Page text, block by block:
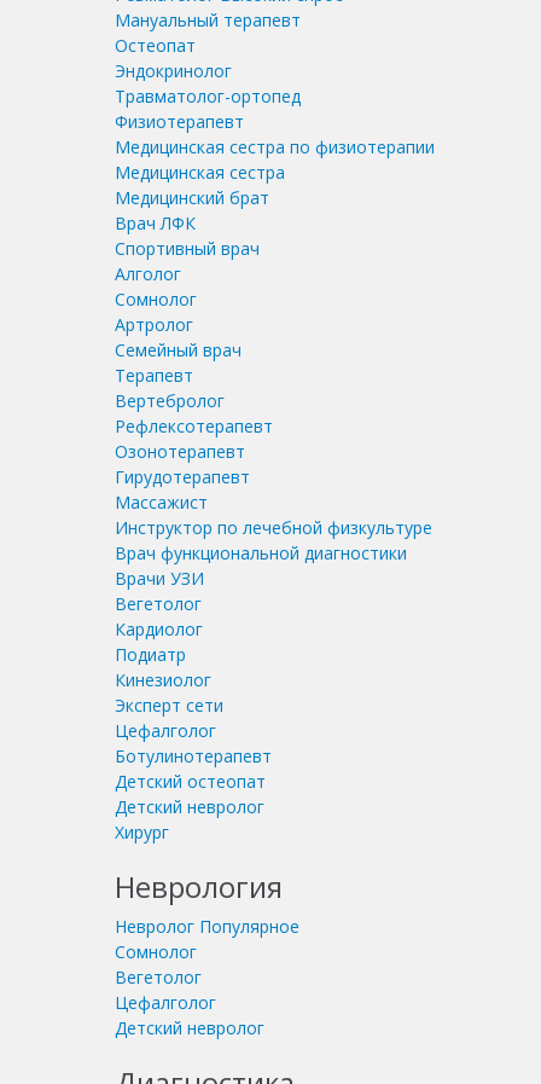
Мануальный терапевт
Остеопат
Эндокринолог
Травматолог-ортопед
Физиотерапевт
Медицинская сестра по физиотерапии
Медицинская сестра
Медицинский брат
Врач ЛФК
Спортивный врач
Алголог
Сомнолог
Артролог
Семейный врач
Терапевт
Вертебролог
Рефлексотерапевт
Озонотерапевт
Гирудотерапевт
Массажист
Инструктор по лечебной физкультуре
Врач функциональной диагностики
Врачи УЗИ
Вегетолог
Кардиолог
Подиатр
Кинезиолог
Эксперт сети
Цефалголог
Ботулинотерапевт
Детский остеопат
Детский невролог
Хирург
Неврология
Невролог Популярное
Сомнолог
Вегетолог
Цефалголог
Детский невролог